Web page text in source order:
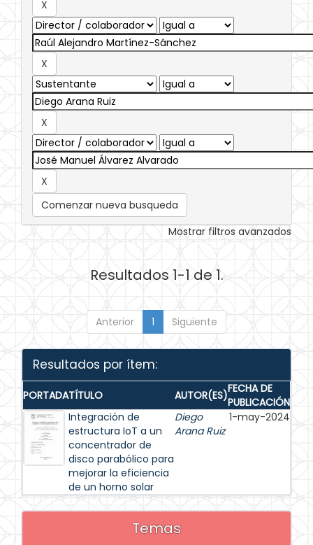
Comenzar nueva busqueda
Mostrar filtros avanzados
Resultados 1-1 de 1.
Anterior 1 Siguiente
Resultados por ítem:
PORTADATÍTULO AUTOR(ES)FECHA DE
PUBLICACIÓN
Integración de
estructura IoT a un
concentrador de
disco parabólico para
mejorar la eficiencia
de un horno solar
Diego
Arana Ruiz
1-may-2024
Temas